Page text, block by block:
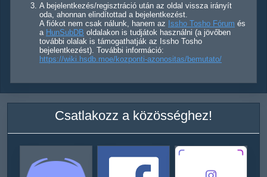
A bejelentkezés/regisztráció után az oldal vissza irányít
oda, ahonnan elindítottad a bejelentkezést.
A fiókot nem csak nálunk, hanem az Issho Tosho Fórum és
a HunSubDB oldalakon is tudjátok használni (a jövőben
további olalak is támogathatják az Issho Tosho
bejelentkezést). További információ:
https://wiki.hsdb.moe/kozponti-azonositas/bemutato/
Csatlakozz a közösséghez!